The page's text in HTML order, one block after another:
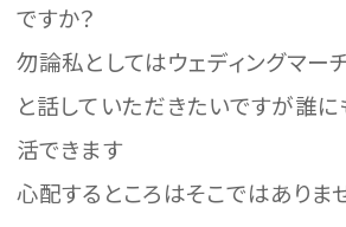
ですか？
勿論私としてはウェディングマー
と話していただきたいですが誰
活できます
心配するところはそこではありま